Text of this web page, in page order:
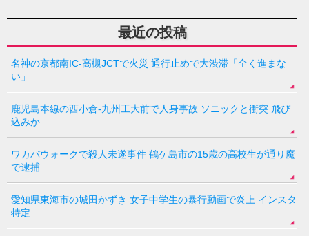
最近の投稿
名神の京都南IC-高槻JCTで火災 通行止めで大渋滞「全く進まな
い」
鹿児島本線の西小倉-九州工大前で人身事故 ソニックと衝突 飛び
込みか
ワカバウォークで殺人未遂事件 鶴ケ島市の15歳の高校生が通り魔
で逮捕
愛知県東海市の城田かずき 女子中学生の暴行動画で炎上 インスタ
特定